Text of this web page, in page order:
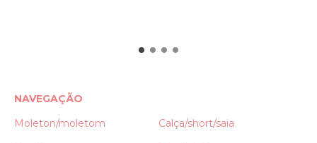
NAVEGAÇÃO
Moleton/moletom
Calça/short/saia